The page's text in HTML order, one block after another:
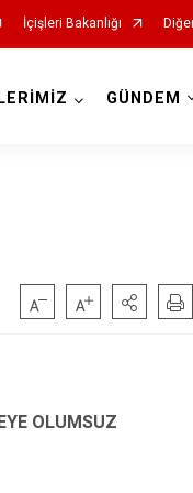
İçişleri Bakanlığı
GÜNDEM
OLUMSUZ